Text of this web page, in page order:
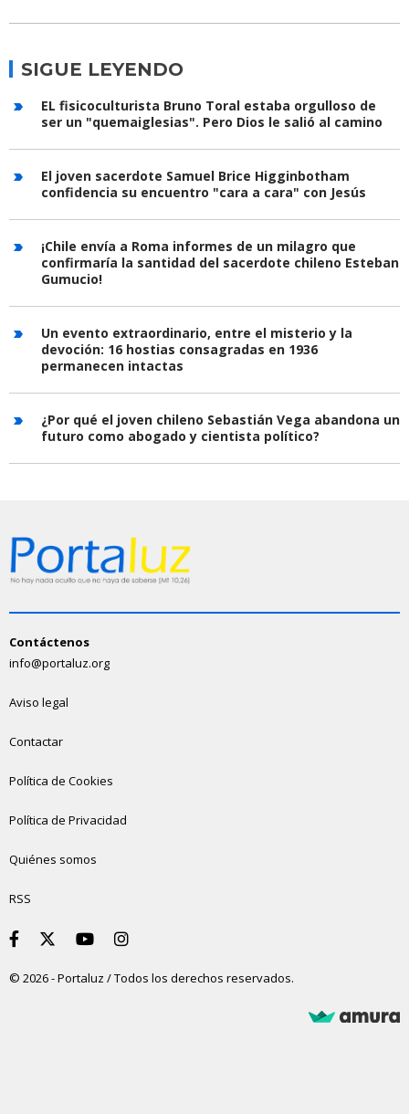
SIGUE LEYENDO
EL fisicoculturista Bruno Toral estaba orgulloso de
ser un "quemaiglesias". Pero Dios le salió al camino
El joven sacerdote Samuel Brice Higginbotham
confidencia su encuentro "cara a cara" con Jesús
¡Chile envía a Roma informes de un milagro que
confirmaría la santidad del sacerdote chileno Esteban
Gumucio!
Un evento extraordinario, entre el misterio y la
devoción: 16 hostias consagradas en 1936
permanecen intactas
¿Por qué el joven chileno Sebastián Vega abandona un
futuro como abogado y cientista político?
Contáctenos
info@portaluz.org
Aviso legal
Contactar
Política de Cookies
Política de Privacidad
Quiénes somos
RSS
© 2026 - Portaluz / Todos los derechos reservados.